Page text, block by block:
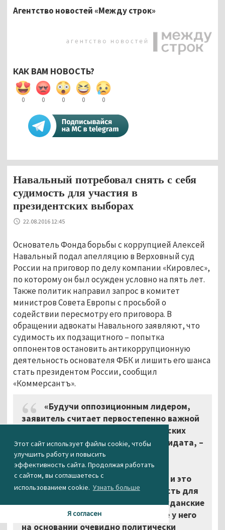
Этот сайт использует файлы cookie, чтобы
улучшить работу и повысить
эффективность сайта. Продолжая работать
с сайтом, вы соглашаетесь с
использованием cookie. Узнать больше
Я согласен
Агентство новостей «Между строк»
КАК ВАМ НОВОСТЬ?
0 0 0 0 0
Навальный потребовал снять с себя
судимость для участия в
президентских выборах
22.08.2016 12:45
Основатель Фонда борьбы с коррупцией Алексей
Навальный подал апелляцию в Верховный суд
России на приговор по делу компании «Кировлес»,
по которому он был осужден условно на пять лет.
Также политик направил запрос в комитет
министров Совета Европы с просьбой о
содействии пересмотру его приговора. В
обращении адвокаты Навального заявляют, что
судимость их подзащитного – попытка
оппонентов остановить антикоррупционную
деятельность основателя ФБК и лишить его шанса
стать президентом России, сообщил
«Коммерсантъ».
«Будучи оппозиционным лидером,
заявитель считает первостепенно важной
возможность участия в президентских
выборах 2018 года в качестве кандидата, –
цитирует издание защитников
Навального. – Рассмотрение может
завершиться только оправданием, и это
единственная законная возможность для
заявителя восстановить свои гражданские
и политические права, отобранные у него
на основании очевидно политически